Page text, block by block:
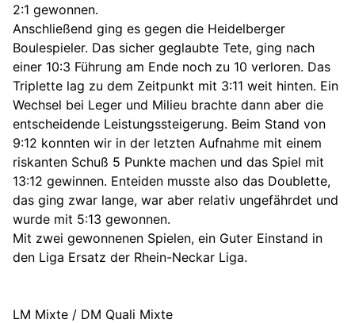
2:1 gewonnen.
Anschließend ging es gegen die Heidelberger
Boulespieler. Das sicher geglaubte Tete, ging nach
einer 10:3 Führung am Ende noch zu 10 verloren. Das
Triplette lag zu dem Zeitpunkt mit 3:11 weit hinten. Ein
Wechsel bei Leger und Milieu brachte dann aber die
entscheidende Leistungssteigerung. Beim Stand von
9:12 konnten wir in der letzten Aufnahme mit einem
riskanten Schuß 5 Punkte machen und das Spiel mit
13:12 gewinnen. Enteiden musste also das Doublette,
das ging zwar lange, war aber relativ ungefährdet und
wurde mit 5:13 gewonnen.
Mit zwei gewonnenen Spielen, ein Guter Einstand in
den Liga Ersatz der Rhein-Neckar Liga.
LM Mixte / DM Quali Mixte